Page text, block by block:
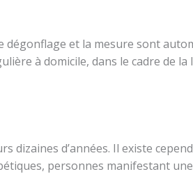
et la mesure sont
à domicile, dans le cadre de
dizaines d’années. Il existe
personnes manifestant